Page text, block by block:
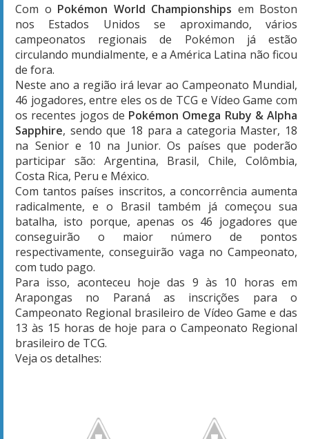
Com o Pokémon World Championships em Boston
nos Estados Unidos se aproximando, vários
campeonatos regionais de Pokémon já estão
circulando mundialmente, e a América Latina não ficou
de fora.
Neste ano a região irá levar ao Campeonato Mundial,
46 jogadores, entre eles os de TCG e Vídeo Game com
os recentes jogos de Pokémon Omega Ruby & Alpha
Sapphire, sendo que 18 para a categoria Master, 18
na Senior e 10 na Junior. Os países que poderão
participar são: Argentina, Brasil, Chile, Colômbia,
Costa Rica, Peru e México.
Com tantos países inscritos, a concorrência aumenta
radicalmente, e o Brasil também já começou sua
batalha, isto porque, apenas os 46 jogadores que
conseguirão o maior número de pontos
respectivamente, conseguirão vaga no Campeonato,
com tudo pago.
Para isso, aconteceu hoje das 9 às 10 horas em
Arapongas no Paraná as inscrições para o
Campeonato Regional brasileiro de Vídeo Game e das
13 às 15 horas de hoje para o Campeonato Regional
brasileiro de TCG.
Veja os detalhes: